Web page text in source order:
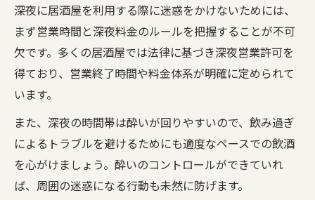
深夜に居酒屋を利用する際に迷惑をかけないためには、
まず営業時間と深夜料金のルールを把握することが不可
欠です。多くの居酒屋では法律に基づき深夜営業許可を
得ており、営業終了時間や料金体系が明確に定められて
います。
また、深夜の時間帯は酔いが回りやすいので、飲み過ぎ
によるトラブルを避けるためにも適度なペースでの飲酒
を心がけましょう。酔いのコントロールができていれ
ば、周囲の迷惑になる行動も未然に防げます。